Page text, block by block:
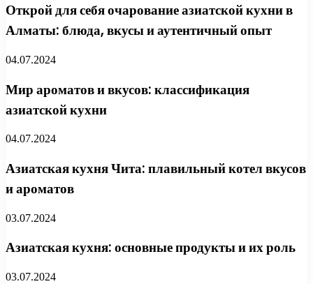
Открой для себя очарование азиатской кухни в
Алматы: блюда, вкусы и аутентичный опыт
04.07.2024
Мир ароматов и вкусов: классификация
азиатской кухни
04.07.2024
Азиатская кухня Чита: плавильный котел вкусов
и ароматов
03.07.2024
Азиатская кухня: основные продукты и их роль
03.07.2024